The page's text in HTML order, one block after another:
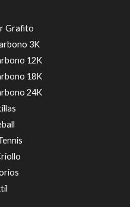
Grafito
3K
12K
18K
24K